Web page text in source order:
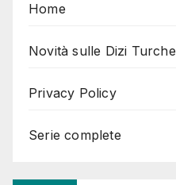
Home
Novità sulle Dizi Turche
Privacy Policy
Serie complete